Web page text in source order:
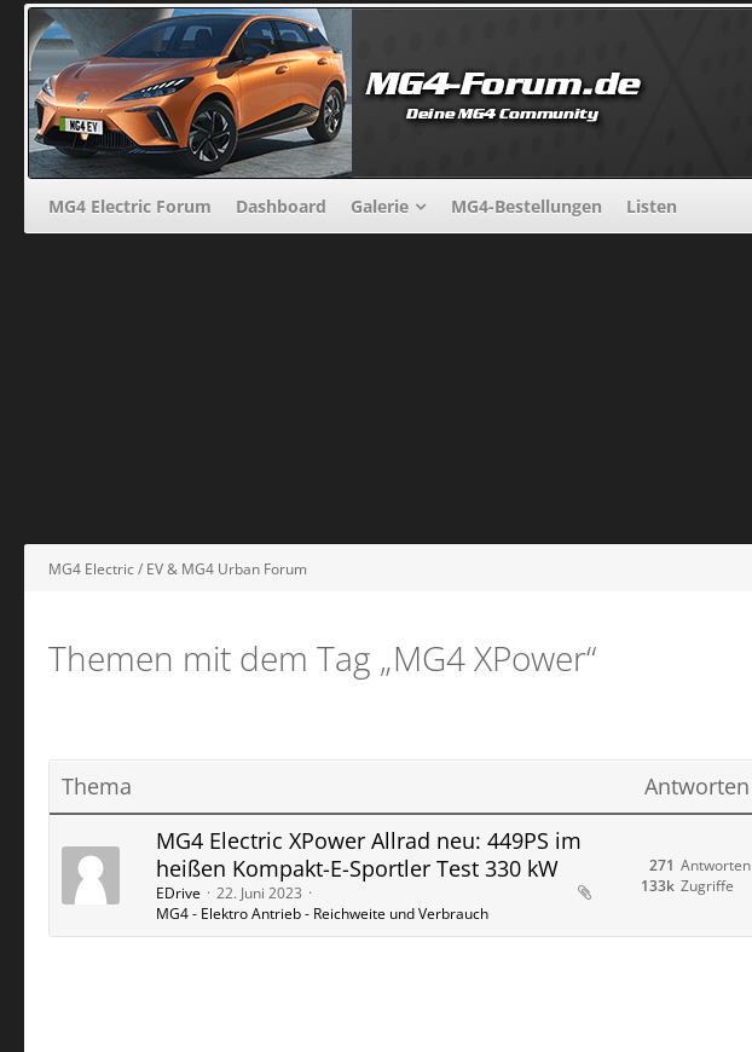
MG4 Electric Forum Dashboard Galerie MG4-Bestellungen Listen
MG4 Electric / EV & MG4 Urban Forum
Themen mit dem Tag „MG4 XPower“
Thema Antworten
MG4 Electric XPower Allrad neu: 449PS im
heißen Kompakt-E-Sportler Test 330 kW
EDrive
22. Juni 2023
MG4 - Elektro Antrieb - Reichweite und Verbrauch
Antworten
271
Zugriffe
133k